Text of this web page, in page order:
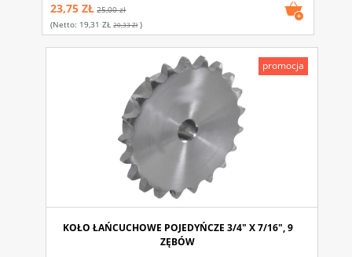
23,75 ZŁ 25,00 zł
(netto: 19,31 ZŁ 20,33 Zł)
KOŁO ŁAŃCUCHOWE POJEDYŃCZE 3/4" X 7/16", 9
ZĘBÓW
promocja